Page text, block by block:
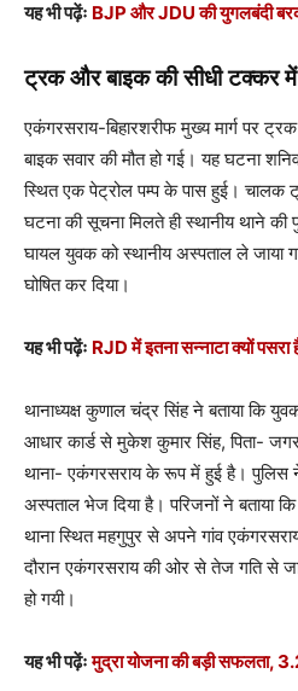
यह भी पढ़ेंः BJP और JDU की युगलबंदी
ट्रक और बाइक की सीधी टक्कर
एकंगरसराय-बिहारशरीफ मुख्य मार्ग पर
बाइक सवार की मौत हो गई। यह घटना
स्थित एक पेट्रोल पम्प के पास हुई।
घटना की सूचना मिलते ही स्थानीय थाने
घायल युवक को स्थानीय अस्पताल ले जाया
घोषित कर दिया।
यह भी पढ़ेंः RJD में इतना सन्नाटा क्यों
थानाध्यक्ष कुणाल चंद्र सिंह ने बताया कि
आधार कार्ड से मुकेश कुमार सिंह, पिता-
थाना- एकंगरसराय के रूप में हुई है। पुलिस
अस्पताल भेज दिया है। परिजनों ने बताया
थाना स्थित महगुपुर से अपने गांव
दौरान एकंगरसराय की ओर से तेज गति से
हो गयी।
यह भी पढ़ेंःमुद्रा योजना की बड़ी सफलता,